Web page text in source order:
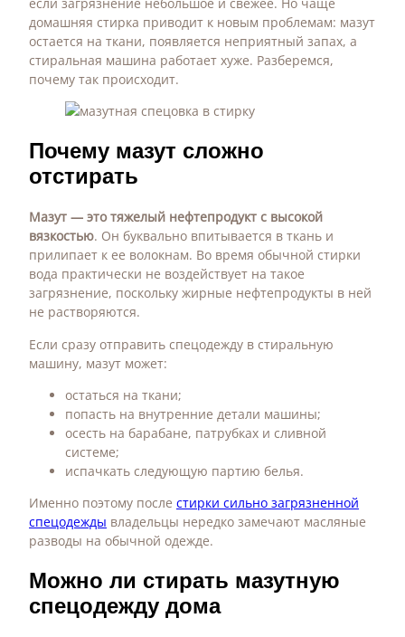
домашняя стирка приводит к новым проблемам: мазут
остается на ткани, появляется неприятный запах, а
стиральная машина работает хуже. Разберемся,
почему так происходит.
Почему мазут сложно
отстирать
Мазут — это тяжелый нефтепродукт с высокой
вязкостью. Он буквально впитывается в ткань и
прилипает к ее волокнам. Во время обычной стирки
вода практически не воздействует на такое
загрязнение, поскольку жирные нефтепродукты в ней
не растворяются.
Если сразу отправить спецодежду в стиральную
машину, мазут может:
остаться на ткани;
попасть на внутренние детали машины;
осесть на барабане, патрубках и сливной
системе;
испачкать следующую партию белья.
Именно поэтому после стирки сильно загрязненной
спецодежды владельцы нередко замечают масляные
разводы на обычной одежде.
Можно ли стирать мазутную
спецодежду дома